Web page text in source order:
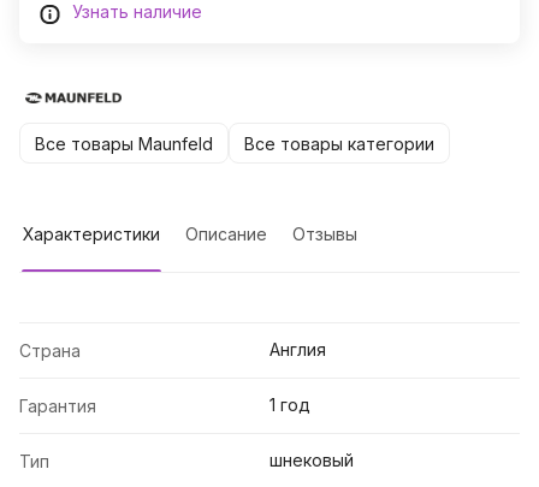
Узнать наличие
Все товары Maunfeld Все товары категории
Характеристики Описание Отзывы
Страна Англия
Гарантия 1 год
Тип шнековый